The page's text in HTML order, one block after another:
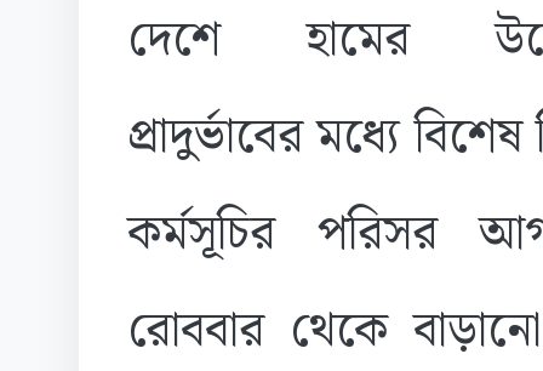
দেশে হামের
প্রাদুর্ভাবের মধ্যে
কর্মসূচির পরিসর
রোববার থেকে